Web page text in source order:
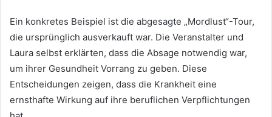
Ein konkretes Beispiel ist die abgesagte „Mordlust“-Tour,
die ursprünglich ausverkauft war. Die Veranstalter und
Laura selbst erklärten, dass die Absage notwendig war,
um ihrer Gesundheit Vorrang zu geben. Diese
Entscheidungen zeigen, dass die Krankheit eine
ernsthafte Wirkung auf ihre beruflichen Verpflichtungen